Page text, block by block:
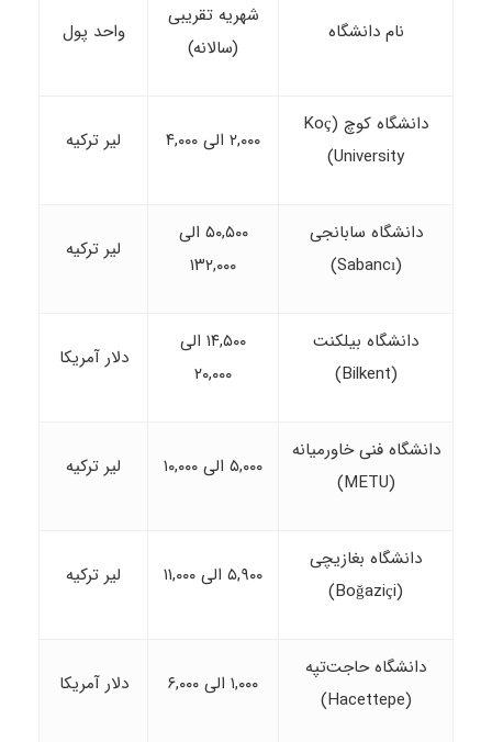
نام دانشگاه
شهریه تقریبی
(سالانه)
واحد پول
دانشگاه کوچ (Koç
University)
۲,۰۰۰ الی ۴,۰۰۰ لیر ترکیه
دانشگاه سابانجی
(Sabancı)
۵۰,۵۰۰ الی
۱۳۲,۰۰۰
لیر ترکیه
دانشگاه بیلکنت
(Bilkent)
۱۴,۵۰۰ الی
۲۰,۰۰۰
دلار آمریکا
دانشگاه فنی خاورمیانه
(METU)
۵,۰۰۰ الی ۱۰,۰۰۰ لیر ترکیه
دانشگاه بغازیچی
(Boğaziçi)
۵,۹۰۰ الی ۱۱,۰۰۰ لیر ترکیه
دانشگاه حاجت‌تپه
(Hacettepe)
۱,۰۰۰ الی ۶,۰۰۰ دلار آمریکا